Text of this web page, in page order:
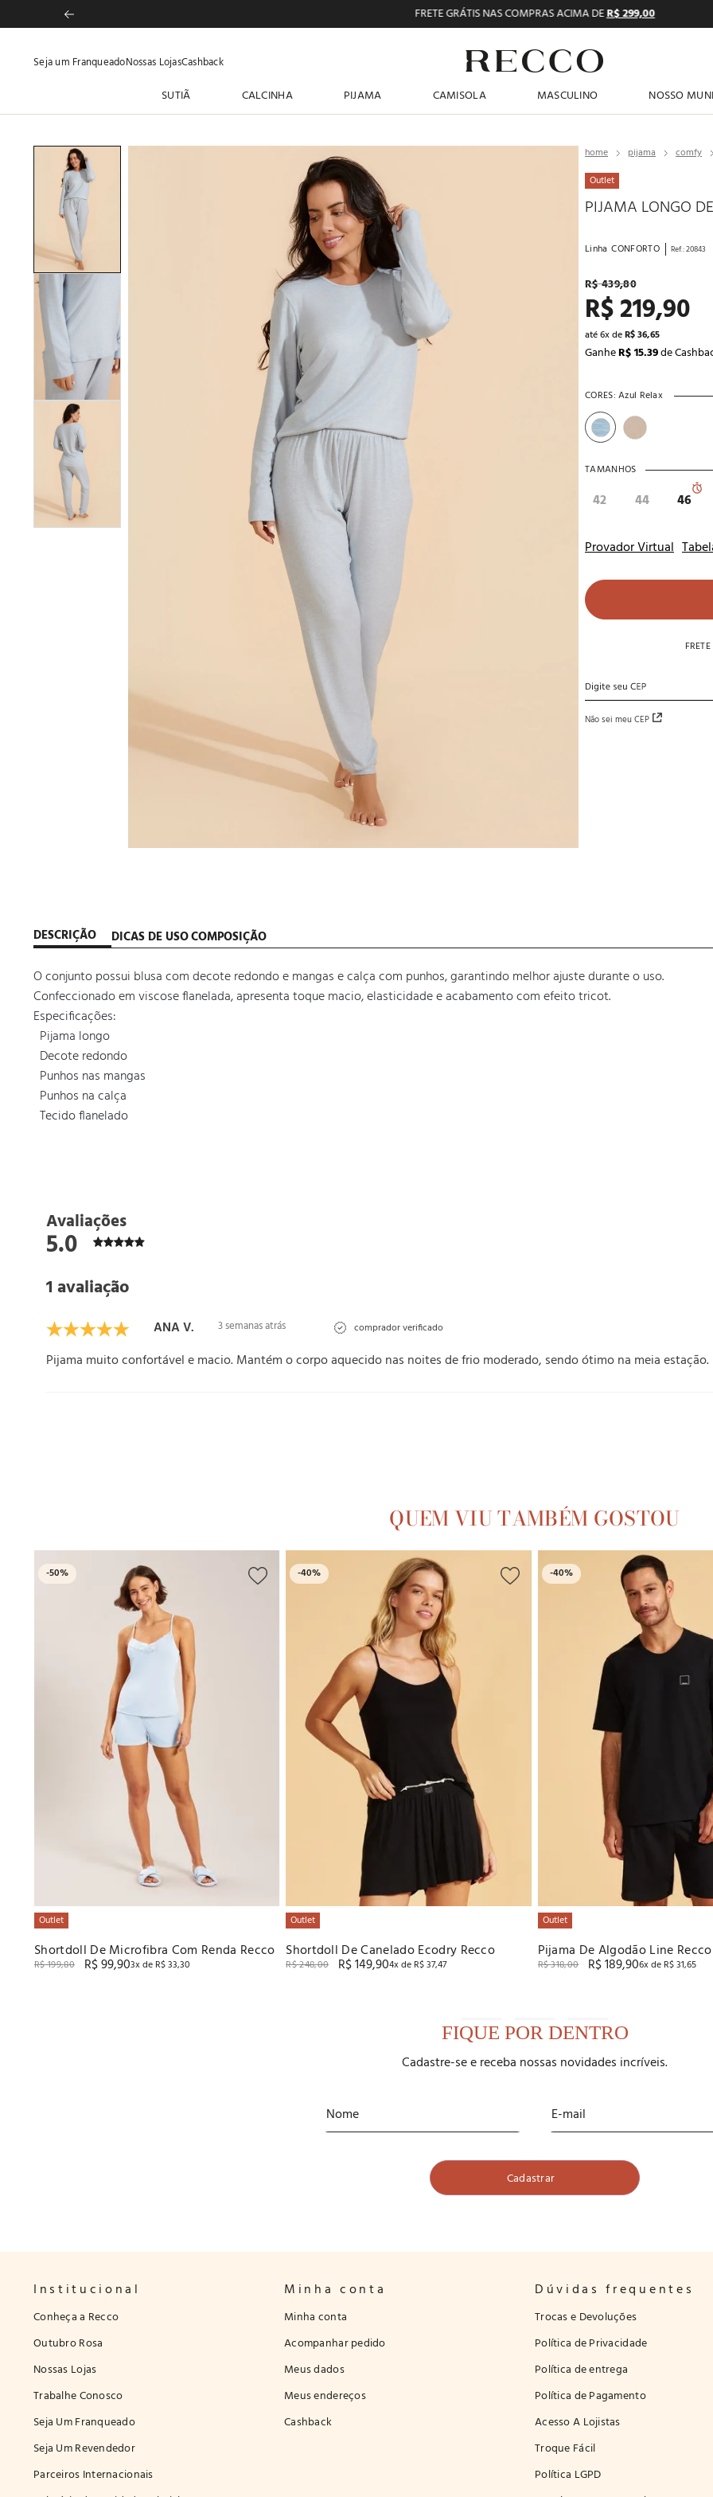
FRETE GRÁTIS NAS COMPRAS ACIMA DER$ 299,00
Seja um FranqueadoNossas LojasCashback
SUTIÃ CALCINHA PIJAMA CAMISOLA MASCULINO NOSSO
pijama comfy
Outlet
PIJAMA LONGO
Linha CONFORTO Ref.:20843
R$439,80
R$219,90
até6x deR$36,65
GanheR$ 15.39de
CORES: Azul Relax
TAMANHOS
42 44 46
Provador Virtual
Não sei meu CEP
DESCRIÇÃO DICAS DE USOCOMPOSIÇÃO
O conjunto possui blusa com decote redondo e mangas e calça com punhos, garantindo melhor ajuste durante o uso.
Confeccionado em viscose flanelada, apresenta toque macio, elasticidade e acabamento com efeito tricot.
Especificações:
  Tecido flanelado
Avaliações
5.0
1 avaliação
ANA V. 3 semanas atrás comprador verificado
Pijama muito confortável e macio. Mantém o corpo aquecido nas noites de frio moderado, sendo ótimo na meia estação.
QUEM VIU TAMBÉM GOSTOU
-50%
Outlet
Shortdoll De Microfibra Com Renda Recco
R$199,80 R$99,903x de R$33,30
-40%
Outlet
Shortdoll De Canelado Ecodry Recco
R$248,00 R$149,904x de R$37,47
-40%
Outlet
Pijama De Algodão Line Recco
R$318,00 R$189,906x de R$31,65
FIQUE POR DENTRO
Cadastre-se e receba nossas novidades incríveis.
Institucional
Conheça a Recco
Outubro Rosa
Nossas Lojas
Trabalhe Conosco
Seja Um Franqueado
Seja Um Revendedor
Parceiros Internacionais
Minha conta
Minha conta
Acompanhar pedido
Meus dados
Meus endereços
Cashback
Dúvidas frequentes
Trocas e Devoluções
Política de Privacidade
Política de entrega
Política de Pagamento
Acesso A Lojistas
Troque Fácil
Política LGPD
1º pijama feminino
2º shortdoll
sutiã
pijama masculino
9º calcinhas